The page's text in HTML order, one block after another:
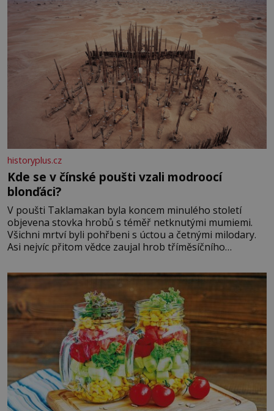
historyplus.cz
Kde se v čínské poušti vzali modroocí
blonďáci?
V poušti Taklamakan byla koncem minulého století
objevena stovka hrobů s téměř netknutými mumiemi.
Všichni mrtví byli pohřbeni s úctou a četnými milodary.
Asi nejvíc přitom vědce zaujal hrob tříměsíčního
blonďaté vlásky. Fakt, že jsou těla dávných lidí nesmírně
dobře zachovalá, přičítají odborníci zdejším klimatickým
podmínkám. Sucho, prosolené písky a extrémně